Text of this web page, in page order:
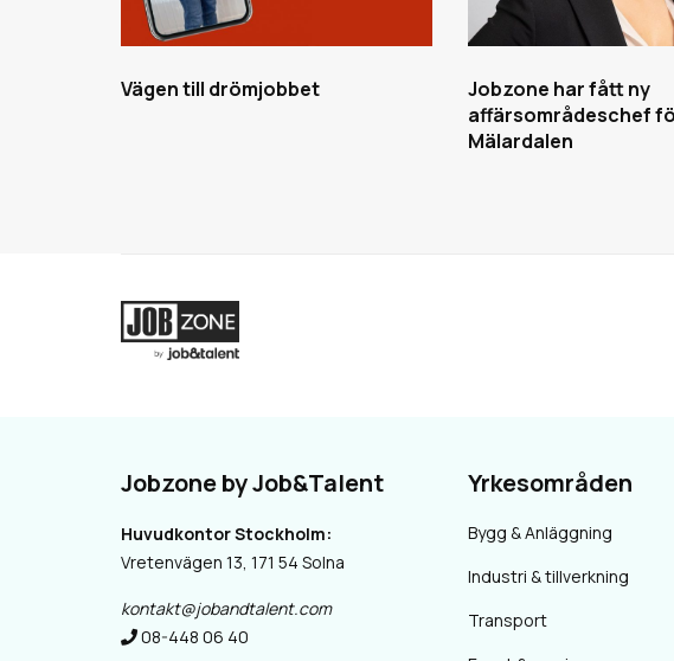
Vägen till drömjobbet
Jobzone har fått ny
affärsområdeschef
Mälardalen
Jobzone by Job&Talent
Huvudkontor Stockholm:
Vretenvägen 13, 171 54 Solna
kontakt@jobandtalent.com
08-448 06 40
Yrkesområden
Bygg & Anläggning
Industri & tillverkning
Transport